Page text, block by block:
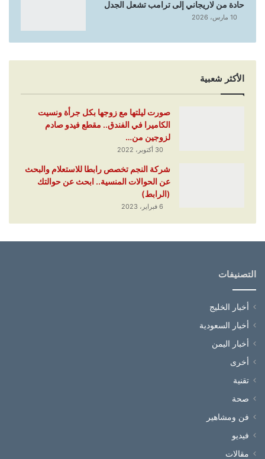
حادة من لاريجاني إلى ترامب تشعل الجدل
10 مارس، 2026
الأكثر شعبية
صورت ليلتها مع زوجها بكل جرأة ونسيت
الكاميرا في الفندق.. مقطع فيدو صادم
لزوجين من…
30 أكتوبر، 2022
شركة النجم تخصص رابطا للاستعلام والبحث
عن الحوالات المنسية.. ابحث عن حوالتك
(الرابط)
6 فبراير، 2023
التصنيفات
أخبار الخليج
أخبار السعودية
أخبار اليمن
أخرى
تقنية
صحة
فن ومشاهير
فيديو
مقالات